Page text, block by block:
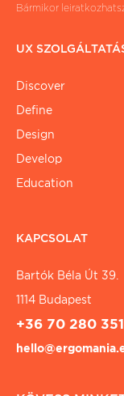
Bármikor
UX
Discover
Define
Design
Develop
Education
KAPCSOLAT
Bartók Béla Út 39.
1114 Budapest
+36 70 280